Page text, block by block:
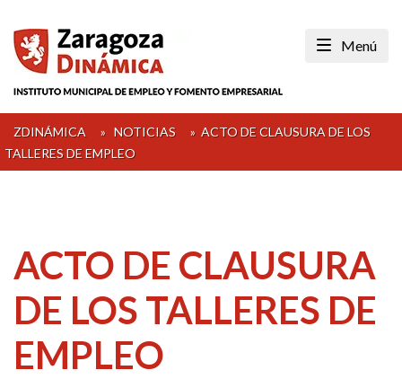
content
Menú
ZDINÁMICA » NOTICIAS » ACTO DE CLAUSURA DE LOS
TALLERES DE EMPLEO
ACTO DE CLAUSURA
DE LOS TALLERES DE
EMPLEO